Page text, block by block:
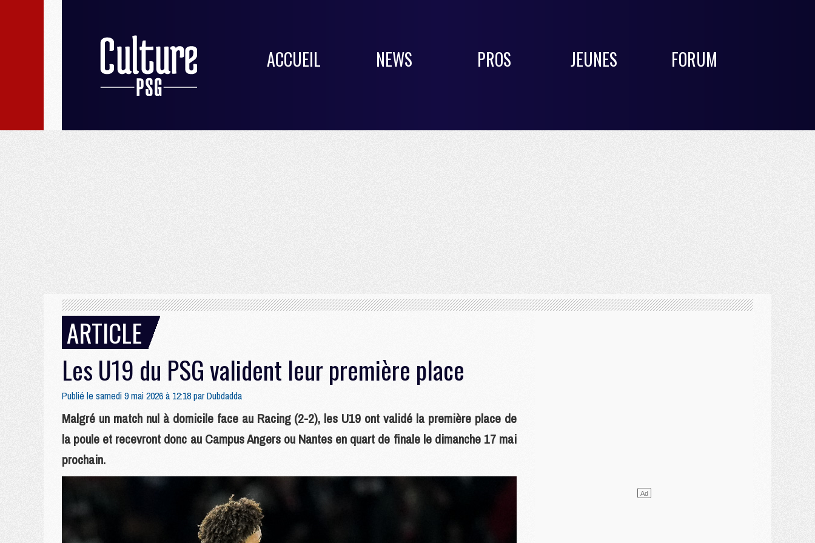
ACCUEIL NEWS PROS JEUNES FORUM
ARTICLE
Les U19 du PSG valident leur première place
Publié le samedi 9 mai 2026 à 12:18 parDubdadda
Malgré un match nul à domicile face au Racing (2-2), les U19 ont validé la première place de
la poule et recevront donc au Campus Angers ou Nantes en quart de finale le dimanche 17 mai
prochain.